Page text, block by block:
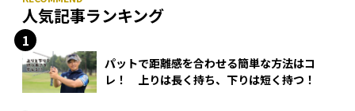
人気記事ランキング
パットで距離感を合わせる簡単な方法はコ
レ！ 上りは長く持ち、下りは短く持つ！